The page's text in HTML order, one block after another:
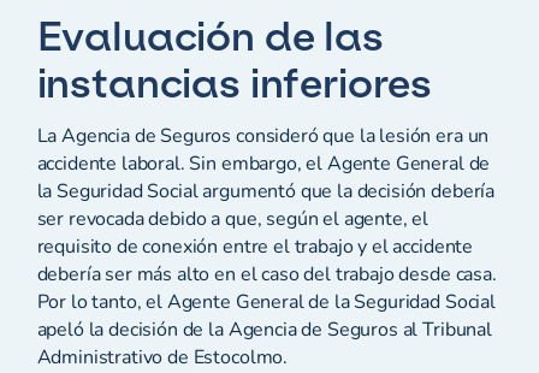
Evaluación de las
instancias inferiores
La Agencia de Seguros consideró que la lesión era un
accidente laboral. Sin embargo, el Agente General de
la Seguridad Social argumentó que la decisión debería
ser revocada debido a que, según el agente, el
requisito de conexión entre el trabajo y el accidente
debería ser más alto en el caso del trabajo desde casa.
Por lo tanto, el Agente General de la Seguridad Social
apeló la decisión de la Agencia de Seguros al Tribunal
Administrativo de Estocolmo.